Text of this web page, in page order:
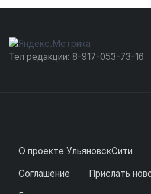
Тел редакции: 8-917-053-73-16
О проекте УльяновскСити
Соглашение
Прислать